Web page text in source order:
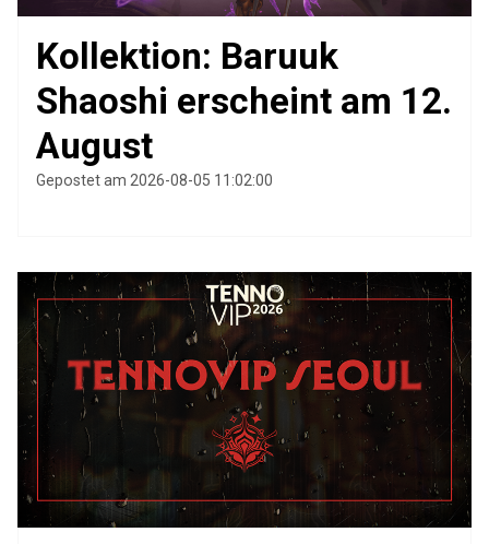
Kollektion: Baruuk
Shaoshi erscheint am 12.
August
Gepostet am 2026-08-05 11:02:00